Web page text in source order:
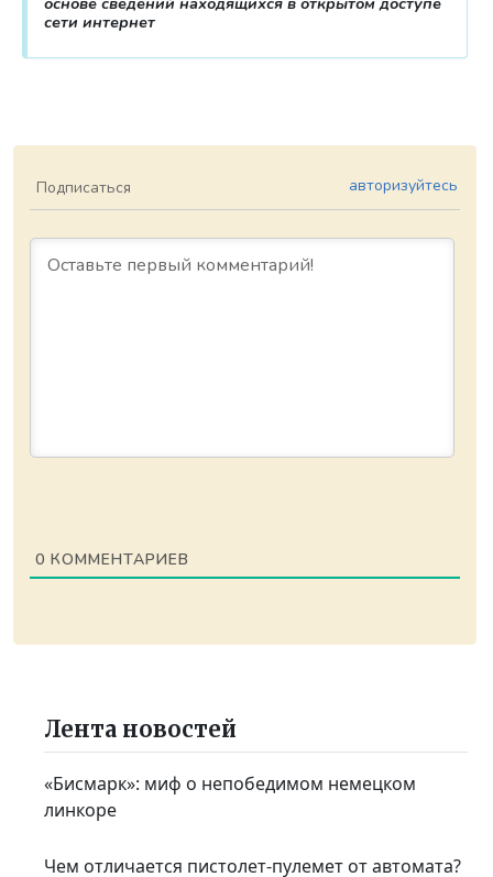
сети интернет
Подписаться авторизуйтесь
0 КОММЕНТАРИЕВ
Лента новостей
«Бисмарк»: миф о непобедимом немецком
линкоре
Чем отличается пистолет-пулемет от автомата?